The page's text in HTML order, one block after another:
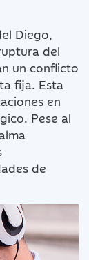
Diego,
del
un conflicto
fija. Esta
en
Pese al
de